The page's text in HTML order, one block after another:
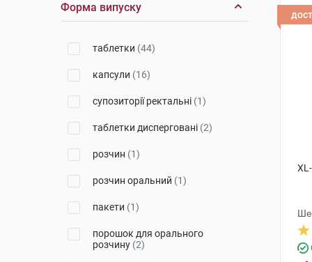
Лабораторіз
Ко(1)
Хербіон Пакистан Прайвет
Софарма (2)
Чжин Юань Тхан
КРКА(1)
Мега Лайфсайенсіз
Ліллі дель Карібе (5)
Форма випуску
таблетки (44)
капсули (16)
супозиторії ректальні (1)
таблетки дисперговані (2)
розчин (1)
розчин оральний (1)
пакети (1)
порошок для орального
розчину (2)